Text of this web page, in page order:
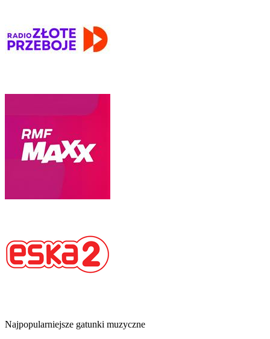
Najpopularniejsze gatunki muzyczne